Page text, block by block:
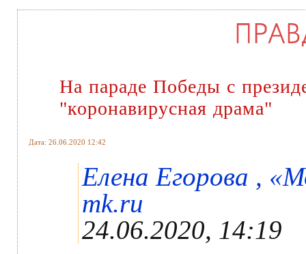
На параде Победы с
"коронавирусная драма"
Дата: 26.06.2020 12:42
Елена Егорова ,
mk.ru
24.06.2020, 14:19